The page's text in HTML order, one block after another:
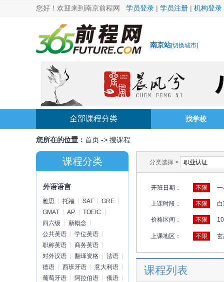
您好！欢迎来到南京前程网 学员登录 | 学员注册 | 机构登录
南京站[切换城市]
全部课程分类 找学校
您所在的位置： 首页 -> 搜课程
课程分类
外语语言
雅思 托福 SAT
GRE
GMAT
AP
TOEIC
四六级
新概念
公共英语
学位英语
职称英语
商务英语
对外汉语
翻译资格
法语
德语
西班牙语
意大利语
葡萄牙语
阿拉伯语
俄语
分类选择 >
开班日期： 不限 一
上课时段： 不限
价格区间： 不限
上课地区： 不限
课程列表